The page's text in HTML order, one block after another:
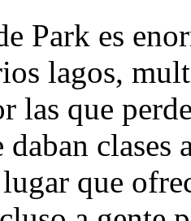
Park es
lagos,
las que
daban clases
que